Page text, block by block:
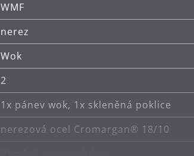
WMF
nerez
Wok
2
1x pánev wok, 1x skleněná poklice
nerezová ocel Cromargan® 18/10